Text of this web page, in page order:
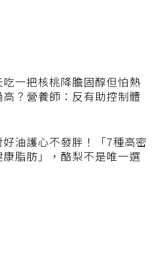
吃一把核桃降膽固醇但怕熱
高？營養師：反有助控制體
好油護心不發胖！「7種高密
康脂肪」，酪梨不是唯一選